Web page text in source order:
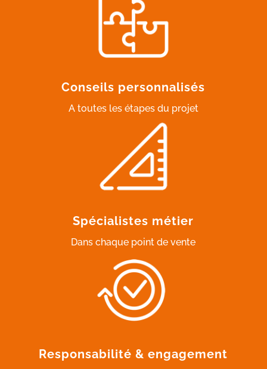
Conseils personnalisés
A toutes les étapes du projet
Spécialistes métier
Dans chaque point de vente
Responsabilité & engagement